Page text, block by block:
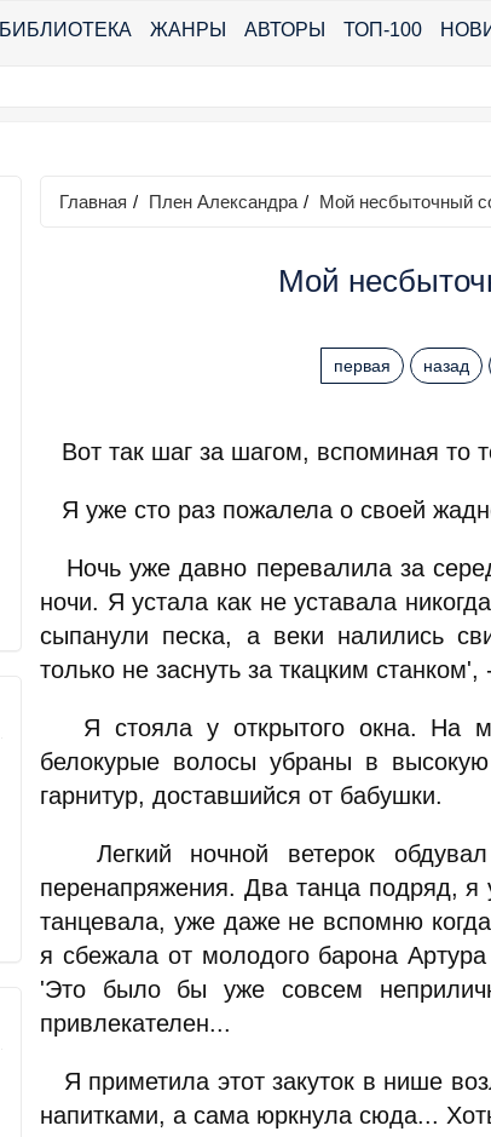
БИБЛИОТЕКА ЖАНРЫ АВТОРЫ ТОП-100
Главная / Плен Александра / Мой несбыточный
Мой
первая назад
Вот так шаг за шагом, вспоминая то
Я уже сто раз пожалела о своей
Ночь уже давно перевалила за
ночи. Я устала как не уставала
сыпанули песка, а веки налились
только не заснуть за ткацким
Я стояла у открытого окна. На
белокурые волосы убраны в
гарнитур, доставшийся от бабушки.
Легкий ночной ветерок
перенапряжения. Два танца подряд,
танцевала, уже даже не вспомню
я сбежала от молодого барона
'Это было бы уже совсем
привлекателен...
Я приметила этот закуток в нише
напитками, а сама юркнула сюда...